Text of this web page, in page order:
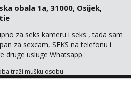
obala 1a, 31000, Osijek,
za seks kameru i seks , tada sam
za sexcam, SEKS na telefonu i
druge usluge Whatsapp :
pratnje dostupna čak i bez kondoma.
traži mušku osobu